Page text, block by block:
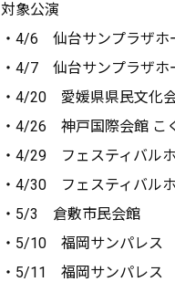
対象公演
・4/6 仙台サンプラザホ
・4/7 仙台サンプラザホ
・4/20 愛媛県県民文化
・4/26 神戸国際会館 こ
・4/29 フェスティバル
・4/30 フェスティバル
・5/3 倉敷市民会館
・5/10 福岡サンパレス
・5/11 福岡サンパレス